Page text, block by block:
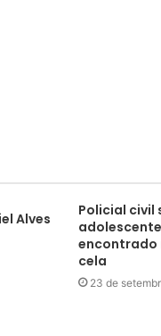
Alves
Policial civil
encontrado
cela
23 de